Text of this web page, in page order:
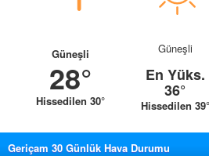
Güneşli
28°
Hissedilen 30°
Güneşli
En Yüks.
36°
Hissedilen 39°
Geriçam 30 Günlük Hava Durumu